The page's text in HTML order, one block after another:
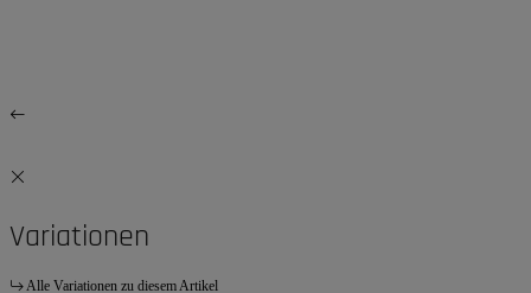
Variationen
Alle Variationen zu diesem Artikel